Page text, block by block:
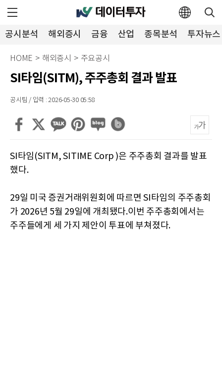
공시분석 해외증시 금융 산업 종목분석 투자뉴스
HOME > 해외증시 > 주요공시
SI타임(SITM), 주주총회 결과 발표
공시팀 / 입력 : 2026-05-30 05:58
SI타임(SITM, SITIME Corp )은 주주총회 결과를 발표
했다.
29일 미국 증권거래위원회에 따르면 SI타임의 주주총회
가 2026년 5월 29일에 개최됐다.이번 주주총회에서는
주주들에게 세 가지 제안이 투표에 부쳐졌다.